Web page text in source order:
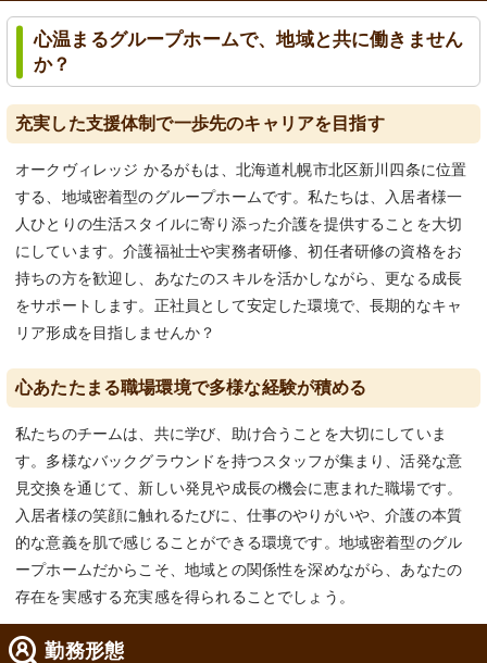
心温まるグループホームで、地域と共に働きません
か？
充実した支援体制で一歩先のキャリアを目指す
オークヴィレッジ かるがもは、北海道札幌市北区新川四条に位置
する、地域密着型のグループホームです。私たちは、入居者様一
人ひとりの生活スタイルに寄り添った介護を提供することを大切
にしています。介護福祉士や実務者研修、初任者研修の資格をお
持ちの方を歓迎し、あなたのスキルを活かしながら、更なる成長
をサポートします。正社員として安定した環境で、長期的なキャ
リア形成を目指しませんか？
心あたたまる職場環境で多様な経験が積める
私たちのチームは、共に学び、助け合うことを大切にしていま
す。多様なバックグラウンドを持つスタッフが集まり、活発な意
見交換を通じて、新しい発見や成長の機会に恵まれた職場です。
入居者様の笑顔に触れるたびに、仕事のやりがいや、介護の本質
的な意義を肌で感じることができる環境です。地域密着型のグル
ープホームだからこそ、地域との関係性を深めながら、あなたの
存在を実感する充実感を得られることでしょう。
勤務形態